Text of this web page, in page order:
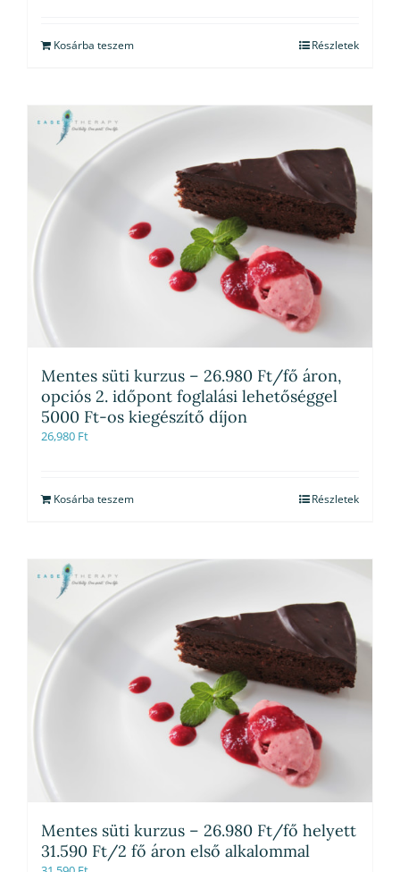
Kosárba teszem Részletek
Mentes süti kurzus – 26.980 Ft/fő áron,
opciós 2. időpont foglalási lehetőséggel
5000 Ft-os kiegészítő díjon
26,980 Ft
Kosárba teszem Részletek
Mentes süti kurzus – 26.980 Ft/fő helyett
31.590 Ft/2 fő áron első alkalommal